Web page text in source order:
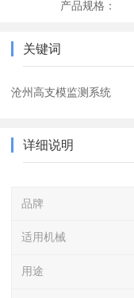
产品规格：
关键词
沧州高支模监测系统
详细说明
品牌
适用机械
用途